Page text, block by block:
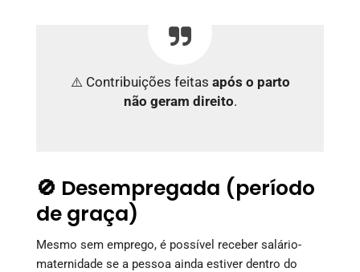
⚠️ Contribuições feitas após o parto
não geram direito.
🚫 Desempregada (período
de graça)
Mesmo sem emprego, é possível receber salário-
maternidade se a pessoa ainda estiver dentro do